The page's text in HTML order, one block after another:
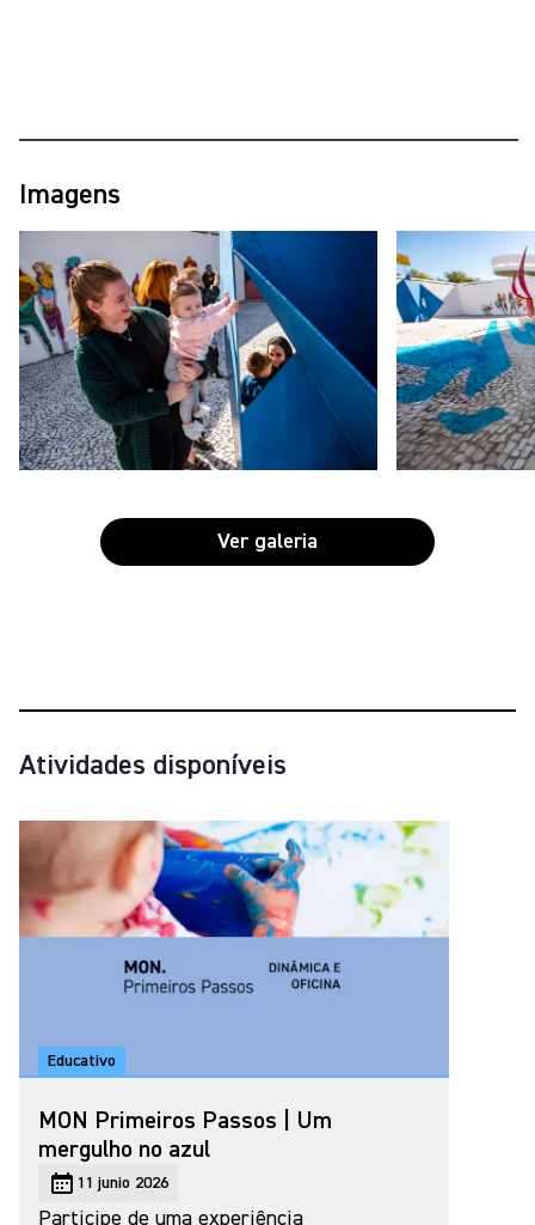
Imagens
Ver galeria
Atividades disponíveis
Educativo
MON Primeiros Passos | Um
mergulho no azul
11 junio 2026
Participe de uma experiência